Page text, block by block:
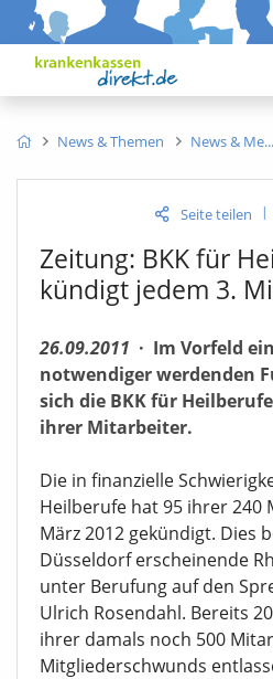
News & Themen News & Me
Seite teilen |
Zeitung: BKK für
kündigt jedem 3.
26.09.2011 · Im Vorfeld
notwendiger werdenden
sich die BKK für
ihrer Mitarbeiter.
Die in finanzielle
Heilberufe hat 95 ihrer 240
März 2012 gekündigt. Dies
Düsseldorf erscheinende
unter Berufung auf den
Ulrich Rosendahl. Bereits
ihrer damals noch 500
Mitgliederschwunds